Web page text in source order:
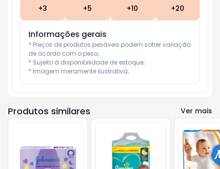
+3 +5 +10 +20
Informações gerais
* Preços de produtos pesáveis podem sofrer variação
de acordo com o peso;
* Sujeito à disponibilidade de estoque;
* Imagem meramente ilustrativa;
Produtos similares Ver mais